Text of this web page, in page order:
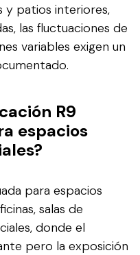
y patios interiores,
las fluctuaciones de
variables exigen un
R9
espacios
para espacios
salas de
donde el
pero la exposición